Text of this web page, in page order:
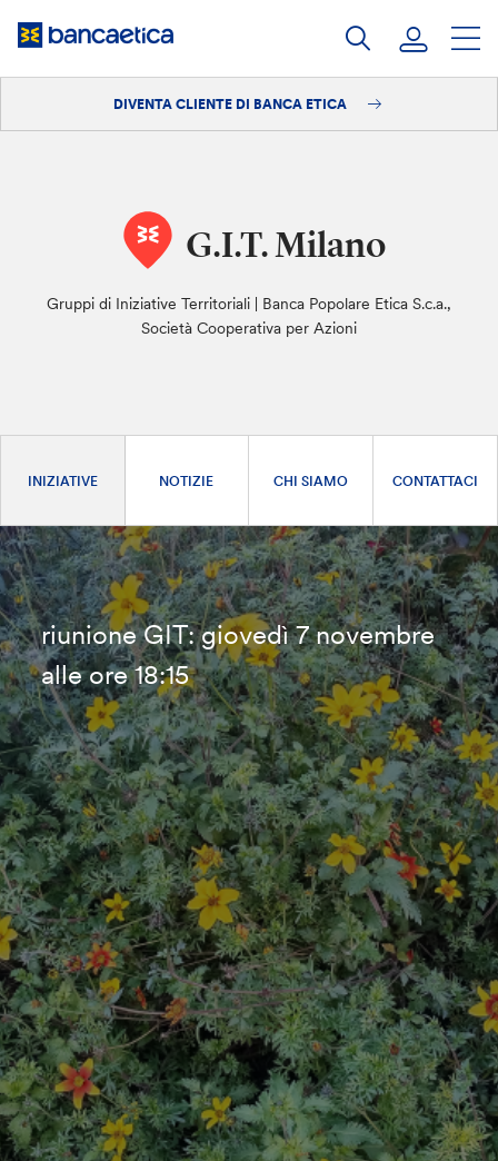
DIVENTA CLIENTE DI BANCA ETICA
G.I.T. Milano
Gruppi di Iniziative Territoriali | Banca Popolare Etica S.c.a.,
Società Cooperativa per Azioni
INIZIATIVE NOTIZIE CHI SIAMO CONTATTACI
riunione GIT: giovedì 7 novembre
alle ore 18:15